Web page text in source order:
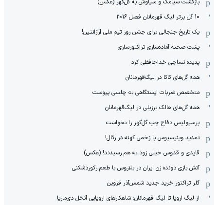
بازگشت سیامک و سیاوش به گل‌گهر (عکس)
10 گل برتر لیگ قهرمانان فصل 2016
یک تاریخ جنجالی برای جشن روز تیم ملی آرژانتین!
پشت صحنه آماده‌سازی تراکتورسازی
پدیده نساجی خداحافظی کرد
همه گل‌های کاکا در لیگ‌قهرمانان
متخصص ضربات ایستگاهی به چلسی پیوست
همه گل‌های هالک برزیلی در لیگ‌قهرمانان
پرسپولیس دفاع چپ گل‌گهر را نخواست
تمدید وینیسیوس با زخمی کهنه در رئال!
قایدی و قدوس خیلی زود به هم رسیدند! (عکس)
آتش بازی دونده زن ایران در بلاروس با طعم رکوردشکنی
گلر تراکتور خرید جدید شمس‌آذر قزوین
از لیگ اروپا تا لیگ قهرمانان؛ شاهکارهای اروپایی آنخل دی‌ماریا